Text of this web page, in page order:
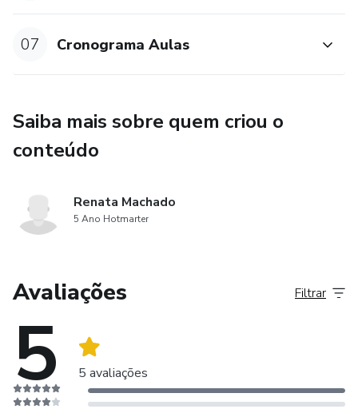
07 Cronograma Aulas
Saiba mais sobre quem criou o
conteúdo
Renata Machado
5 Ano Hotmarter
Avaliações
5 5 avaliações
Filtrar